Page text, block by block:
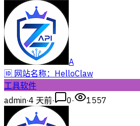
A
🆔 网站名称：HelloClaw
工具软件
admin·4 天前· 0· 1557